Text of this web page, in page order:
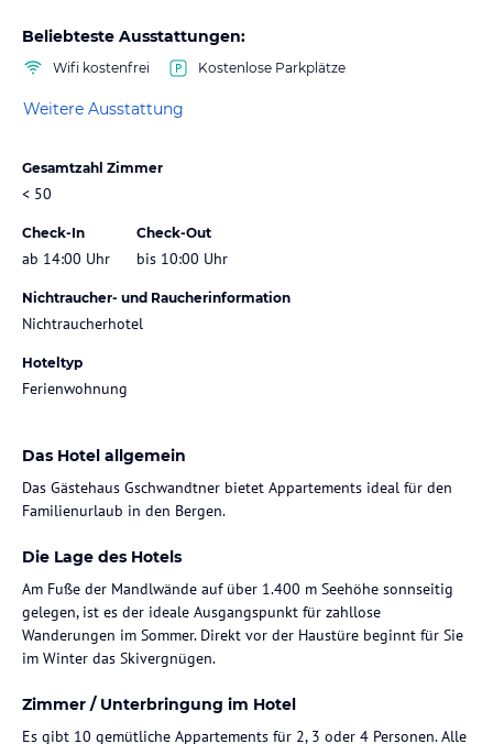
Beliebteste Ausstattungen:
Wifi kostenfrei Kostenlose Parkplätze
Weitere Ausstattung
Gesamtzahl Zimmer
< 50
Check-In
ab 14:00 Uhr
Check-Out
bis 10:00 Uhr
Nichtraucher- und Raucherinformation
Nichtraucherhotel
Hoteltyp
Ferienwohnung
Das Hotel allgemein
Das Gästehaus Gschwandtner bietet Appartements ideal für den
Familienurlaub in den Bergen.
Die Lage des Hotels
Am Fuße der Mandlwände auf über 1.400 m Seehöhe sonnseitig
gelegen, ist es der ideale Ausgangspunkt für zahllose
Wanderungen im Sommer. Direkt vor der Haustüre beginnt für Sie
im Winter das Skivergnügen.
Zimmer / Unterbringung im Hotel
Es gibt 10 gemütliche Appartements für 2, 3 oder 4 Personen. Alle